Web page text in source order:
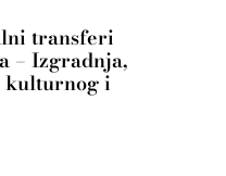
transferi
– Izgradnja,
kulturnog i